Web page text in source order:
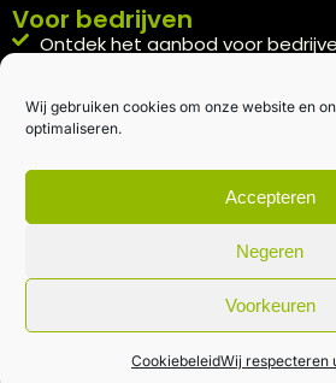
Wij gebruiken cookies om onze website en
optimaliseren.
Accepteren
Negeren
Voorkeuren
CookiebeleidWij respecteren
Voor bedrijven
Ontdek het aanbod voor
Kennismakingspakket aanvragen
Blijft op de hoogte
Rechtstreeks van het veld naar je
Inschrijven nieuwsbrief
Algemene voorwaarden|Privacybeleid
creativitijd